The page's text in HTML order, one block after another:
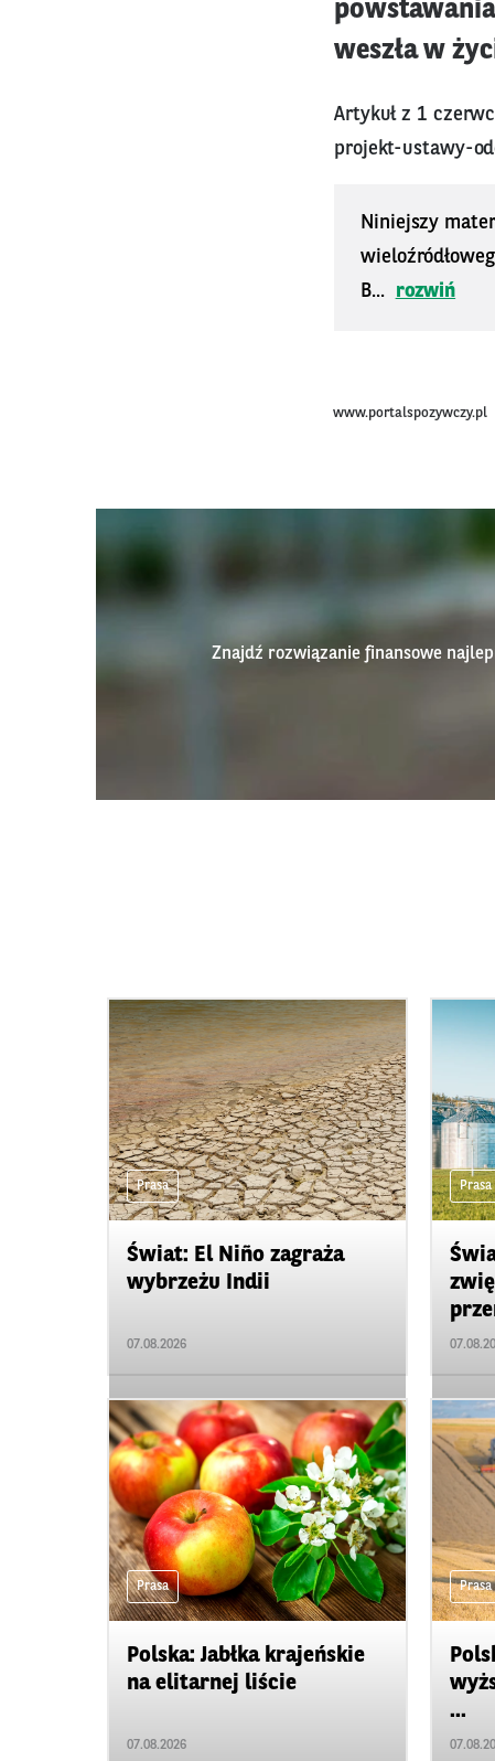
weszła w
Artykuł z 1
projekt-ustawy-
Niniejszy
B...
rozwiń
www.portalspozywczy.pl
Znajdź rozwiązanie finansowe
Prasa
Świat: El Niño zagraża
wybrzeżu Indii
07.08.2026
Prasa
Prasa
Polska: Jabłka krajeńskie
na elitarnej liście
07.08.2026
Prasa
...